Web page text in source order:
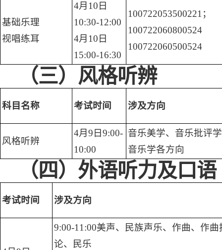
基础乐理
视唱练耳
4月10日
10:30-12:00
4月10日
15:00-16:30
100722053500221；
100722060800524
100722060500524
（三）风格听辨
科目名称 考试时间 涉及方向
风格听辨
4月9日9:00-
10:00
音乐美学、音乐批评学
音乐学各方向
（四）外语听力及口语
考试时间 涉及方向
9:00-11:00美声、民族声乐、作曲、作曲
论、民乐